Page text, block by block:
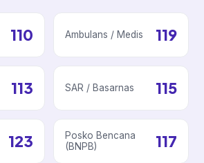
110 Ambulans / Medis 119
113 SAR / Basarnas 115
123
Posko Bencana
(BNPB)
117